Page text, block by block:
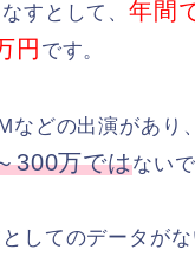
すとして、年間
円 です。
などの出演があり
300万ではない
してのデータが